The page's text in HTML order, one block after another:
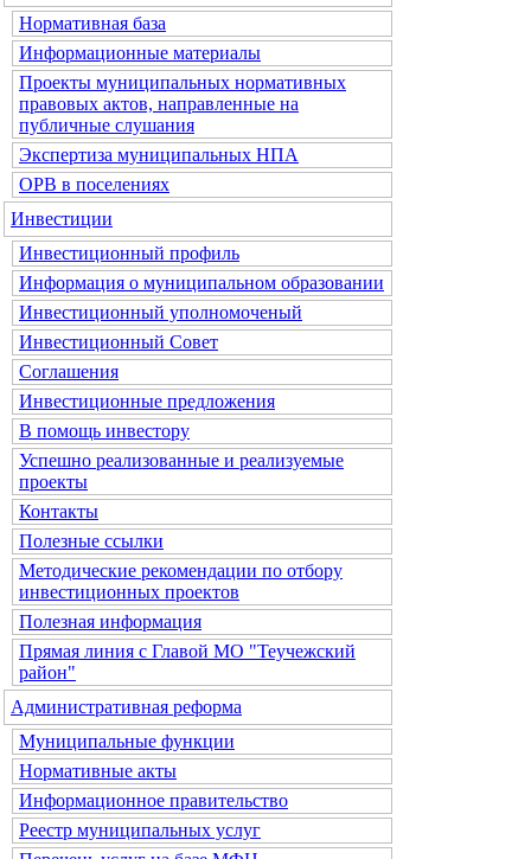
Нормативная база
Информационные материалы
Проекты муниципальных нормативных
правовых актов, направленные на
публичные слушания
Экспертиза муниципальных НПА
ОРВ в поселениях
Инвестиции
Инвестиционный профиль
Информация о муниципальном образовании
Инвестиционный уполномоченый
Инвестиционный Совет
Соглашения
Инвестиционные предложения
В помощь инвестору
Успешно реализованные и реализуемые
проекты
Контакты
Полезные ссылки
Методические рекомендации по отбору
инвестиционных проектов
Полезная информация
Прямая линия с Главой МО "Теучежский
район"
Административная реформа
Муниципальные функции
Нормативные акты
Информационное правительство
Реестр муниципальных услуг